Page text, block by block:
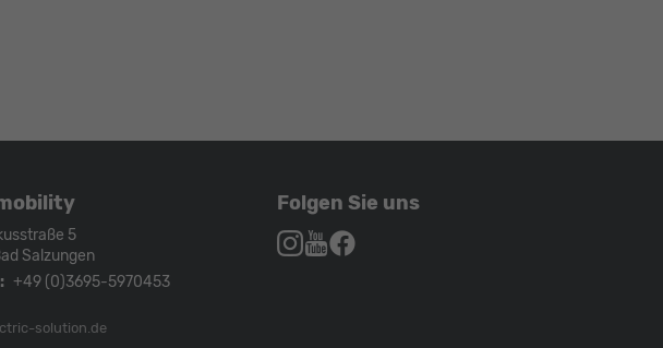
5
Salzungen
+49 (0)3695-5970453
solution.de
Folgen Sie uns
Autohaus
Autohaus